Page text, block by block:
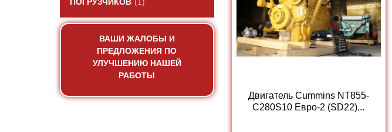
ПОГРУЗЧИКОВ (1)
ВАШИ ЖАЛОБЫ И
ПРЕДЛОЖЕНИЯ ПО
УЛУЧШЕНИЮ НАШЕЙ
РАБОТЫ
Двигатель Cummins NT855-
C280S10 Евро-2 (SD22)...